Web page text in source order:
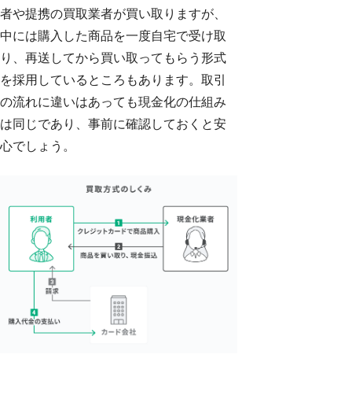
者や提携の買取業者が買い取りますが、
中には購入した商品を一度自宅で受け取
り、再送してから買い取ってもらう形式
を採用しているところもあります。取引
の流れに違いはあっても現金化の仕組み
は同じであり、事前に確認しておくと安
心でしょう。